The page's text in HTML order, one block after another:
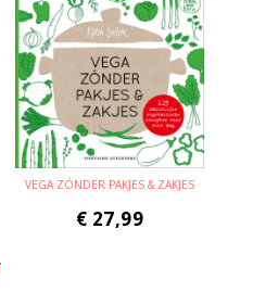
VEGA ZÓNDER PAKJES & ZAKJES
€ 27,99